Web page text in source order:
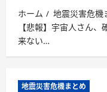
ホーム
地震災害危機
【悲報】宇宙人さん
来ない…
地震災害危機まとめ